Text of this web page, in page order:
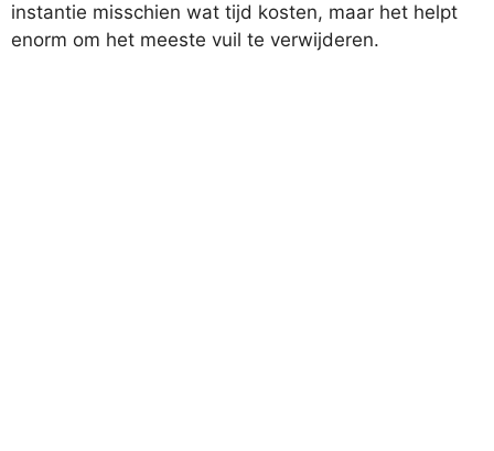
instantie misschien wat tijd kosten, maar het helpt
enorm om het meeste vuil te verwijderen.